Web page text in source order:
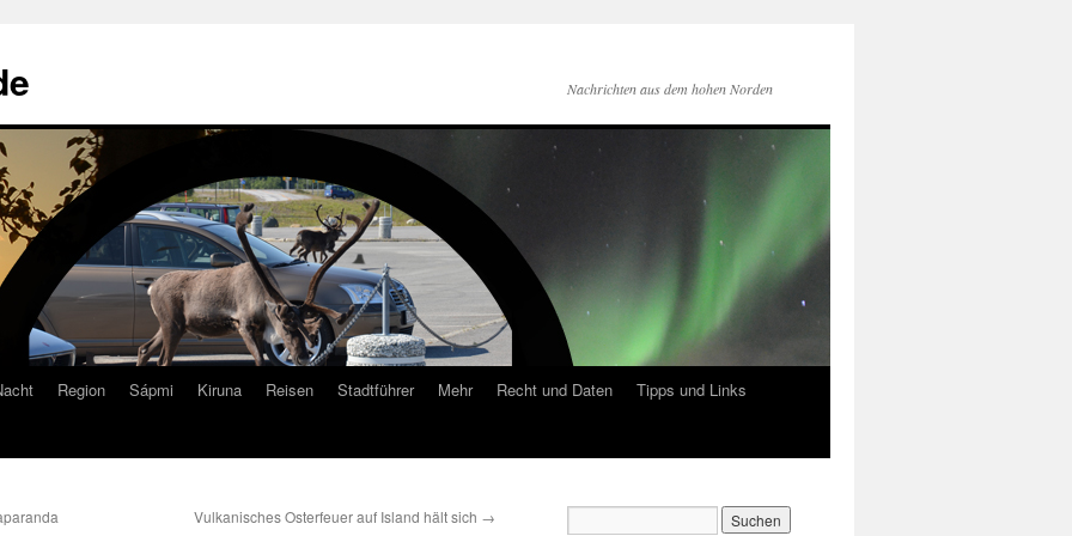
Nachrichten aus dem hohen Norden
Region Sápmi Kiruna Reisen Stadtführer Mehr Recht und Daten
Tipps und Links
Vulkanisches Osterfeuer auf Island hält sich →